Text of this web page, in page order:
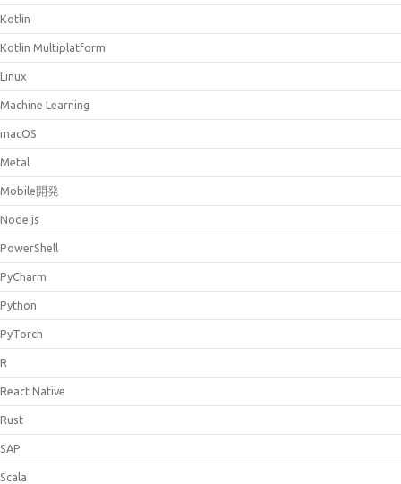
Kotlin
Kotlin Multiplatform
Linux
Machine Learning
macOS
Metal
Mobile開発
Node.js
PowerShell
PyCharm
Python
PyTorch
R
React Native
Rust
SAP
Scala